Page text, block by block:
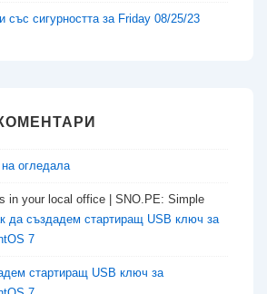
със сигурността за Friday 08/25/23
огледала
in your local office | SNO.PE: Simple
да създадем стартиращ USB ключ за
7
стартиращ USB ключ за